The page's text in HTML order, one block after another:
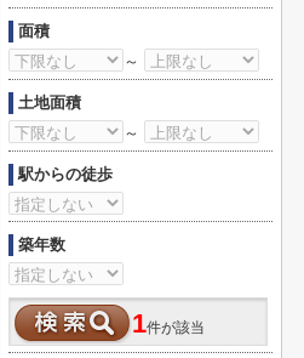
面積
～
土地面積
～
駅からの徒歩
築年数
1件が該当